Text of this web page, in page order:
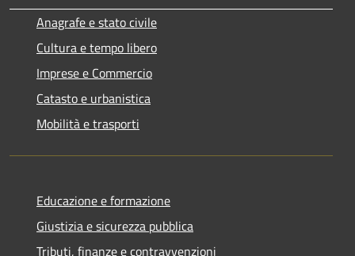
Anagrafe e stato civile
Cultura e tempo libero
Imprese e Commercio
Catasto e urbanistica
Mobilità e trasporti
Educazione e formazione
Giustizia e sicurezza pubblica
Tributi, finanze e contravvenzioni